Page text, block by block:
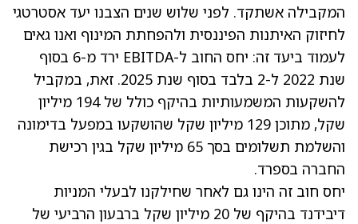
המקבילה אשתקד. לפני שלוש שנים הצבנו יעד אסטרטגי
לחיזוק האיתנות הפיננסית ולהפחתת המינוף ואנו גאים
לעמוד ביעד זה: יחס החוב ל-EBITDA ירד מ-6 בסוף
שנת 2022 ל-2 בלבד בסוף שנת 2025. זאת, במקביל
להשקעות המשמעותיות בהיקף כולל של 194 מיליון
שקל, מתוכן 129 מיליון שקל שהושקעו במפעל בדימונה
והשלמת תשלומים בסך 65 מיליון שקל בגין רכישת
החברה בספרד.
יחס חוב זה הינו גם לאחר שחילקנו לבעלי המניות
דיבידנד בהיקף של 20 מיליון שקל ברבעון הרביעי של